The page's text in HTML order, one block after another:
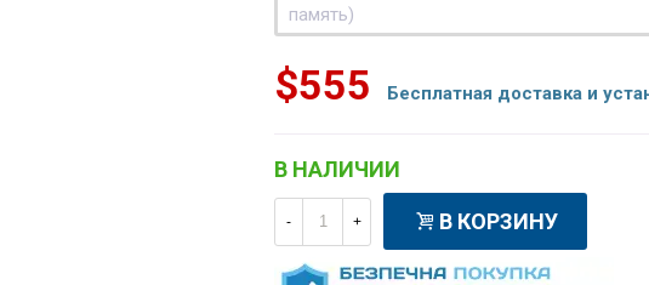
память)
$555 Бесплатная доставка и
В НАЛИЧИИ
- + В КОРЗИНУ